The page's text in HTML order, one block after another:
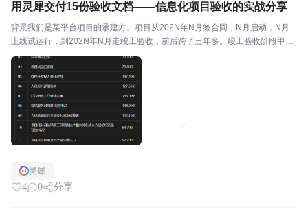
用灵犀交付15份验收文档——信息化项目验收的实战分享
背景我们是某平台项目的承建方。项目从202N年N月签合同，N月启动，N月
上线试运行，到202N年N月走竣工验收，前后跨了三年多。竣工验收阶段甲方
要求提交一整套结算资料，加起来十五份文档，覆盖从开发设计到运维台账的
全链条。这十五份文档要是全靠人工写，光是理清...
灵犀
4 0 分享